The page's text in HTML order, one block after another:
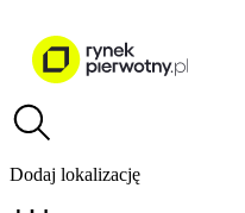
Dodaj lokalizację